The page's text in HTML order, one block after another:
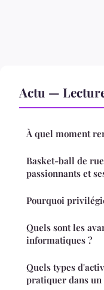
Actu —
À quel moment
Basket-ball de
passionnants et
Pourquoi
Quels sont les
informatiques ?
Quels types
pratiquer dans un